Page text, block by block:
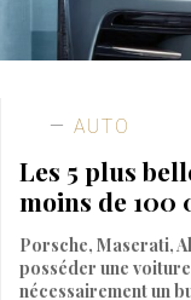
AUTO
Les 5 plus
moins de 100
Porsche, Maserati,
posséder une
nécessairement un